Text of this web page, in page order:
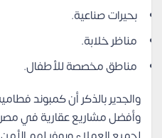
بحيرات صناعية.
مناظر خلابة.
مناطق مخصصة للأطفال.
والجدير بالذكر أن كمبوند
وأفضل مشاريع عقارية في مصر